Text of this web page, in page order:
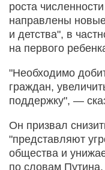
роста
направлены
и детства", в
на первого
"Необходимо
граждан,
поддержку", —
Он призвал
"представляют
общества и
по словам